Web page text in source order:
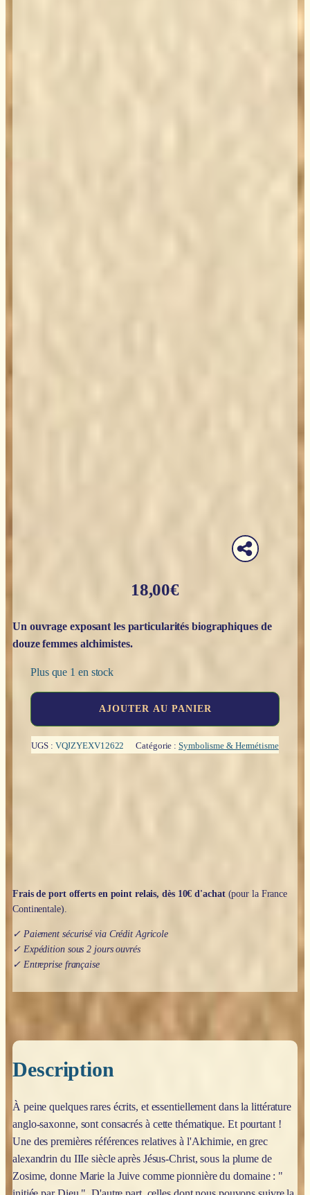
18,00€
Un ouvrage exposant les particularités biographiques de
douze femmes alchimistes.
Plus que 1 en stock
femmes
alchimistes
AJOUTER AU PANIER
UGS : VQJZYEXV12622 Catégorie :Symbolisme & Hermétisme
Frais de port offerts en point relais, dès 10€ d'achat(pour la France
Continentale).
✓ Paiement sécurisé via Crédit Agricole
✓ Expédition sous 2 jours ouvrés
✓ Entreprise française
Description
À peine quelques rares écrits, et essentiellement dans la littérature
anglo-saxonne, sont consacrés à cette thématique. Et pourtant !
Une des premières références relatives à l'Alchimie, en grec
alexandrin du IIIe siècle après Jésus-Christ, sous la plume de
Zosime, donne Marie la Juive comme pionnière du domaine : "